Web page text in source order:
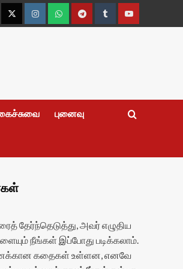
TwitterInstagramWhatsappTelegramTumblrYouTube
புனைவு
தேர்ந்தெடுத்து, அவர் எழுதிய
நீங்கள் இப்போது படிக்கலாம்.
கதைகள் உள்ளன, எனவே